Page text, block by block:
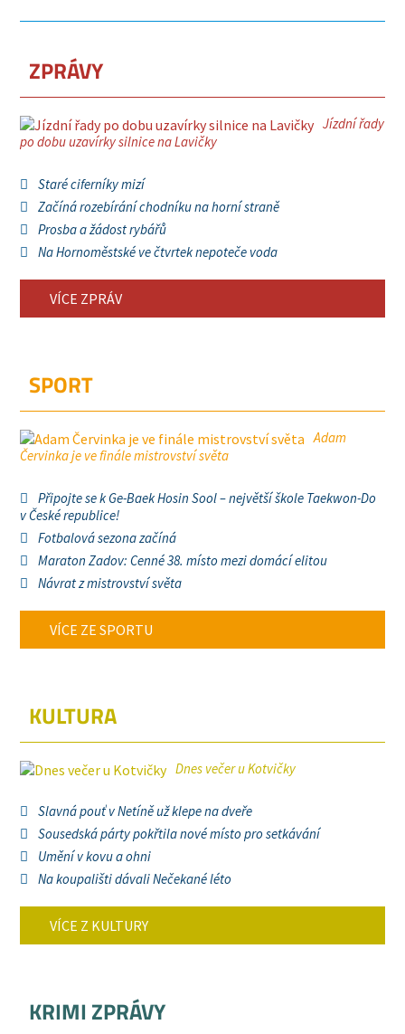
ZPRÁVY
Jízdní řady
po dobu uzavírky silnice na Lavičky
Staré ciferníky mizí
Začíná rozebírání chodníku na horní straně
Prosba a žádost rybářů
Na Hornoměstské ve čtvrtek nepoteče voda
VÍCE ZPRÁV
SPORT
Adam
Červinka je ve finále mistrovství světa
Připojte se k Ge-Baek Hosin Sool – největší škole Taekwon-Do
v České republice!
Fotbalová sezona začíná
Maraton Zadov: Cenné 38. místo mezi domácí elitou
Návrat z mistrovství světa
VÍCE ZE SPORTU
KULTURA
Dnes večer u Kotvičky
Slavná pouť v Netíně už klepe na dveře
Sousedská párty pokřtila nové místo pro setkávání
Umění v kovu a ohni
Na koupališti dávali Nečekané léto
VÍCE Z KULTURY
KRIMI ZPRÁVY